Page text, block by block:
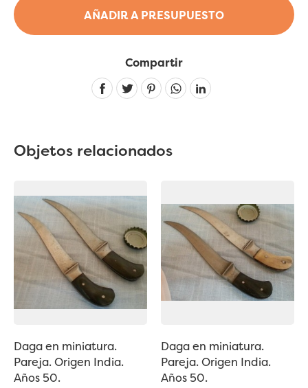
AÑADIR A PRESUPUESTO
Compartir
Linkedin
Objetos relacionados
Daga en miniatura.
Pareja. Origen India.
Años 50.
Daga en miniatura.
Pareja. Origen India.
Años 50.